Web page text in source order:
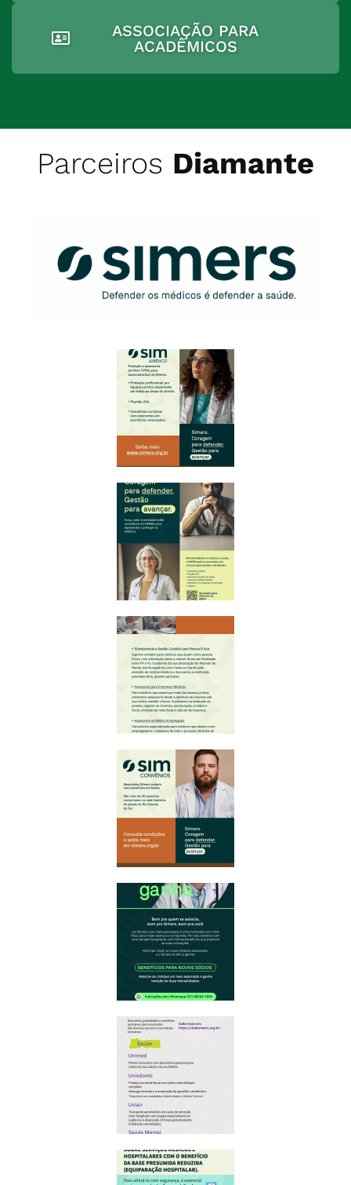
ASSOCIAÇÃO PARA
ACADÊMICOS
Parceiros Diamante